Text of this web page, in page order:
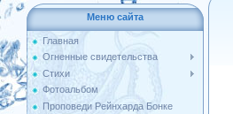
Меню сайта
Главная
Огненные свидетельства
Стихи
Фотоальбом
Проповеди Рейнхарда Бонке